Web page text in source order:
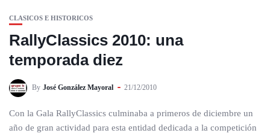
CLASICOS E HISTORICOS
RallyClassics 2010: una
temporada diez
By José González Mayoral 21/12/2010
Con la Gala RallyClassics culminaba a primeros de diciembre un
año de gran actividad para esta entidad dedicada a la competición